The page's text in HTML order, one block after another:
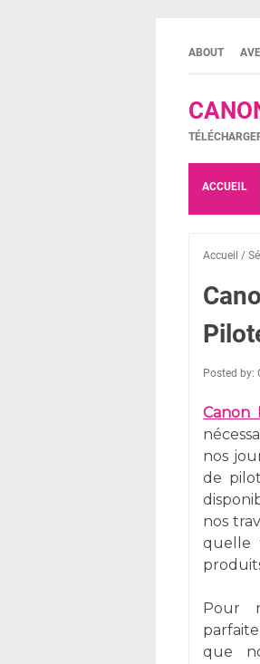
ABOUT
ACCUEIL
Accueil /
Posted by:
Canon
nos
de
nos
quelle
Pour
que